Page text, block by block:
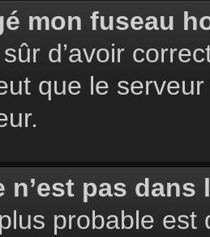
mon fuseau
d’avoir
que le
n’est pas dans
probable est